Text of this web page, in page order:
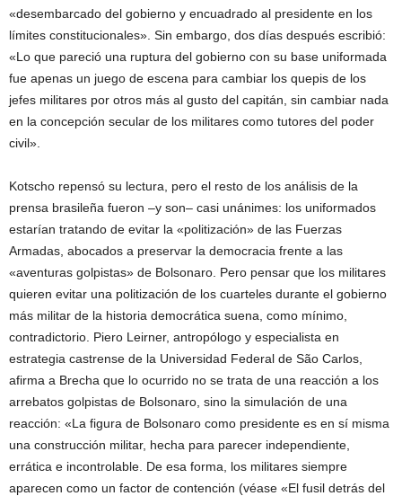
«desembarcado del gobierno y encuadrado al presidente en los
límites constitucionales». Sin embargo, dos días después escribió:
«Lo que pareció una ruptura del gobierno con su base uniformada
fue apenas un juego de escena para cambiar los quepis de los
jefes militares por otros más al gusto del capitán, sin cambiar nada
en la concepción secular de los militares como tutores del poder
civil».
Kotscho repensó su lectura, pero el resto de los análisis de la
prensa brasileña fueron –y son– casi unánimes: los uniformados
estarían tratando de evitar la «politización» de las Fuerzas
Armadas, abocados a preservar la democracia frente a las
«aventuras golpistas» de Bolsonaro. Pero pensar que los militares
quieren evitar una politización de los cuarteles durante el gobierno
más militar de la historia democrática suena, como mínimo,
contradictorio. Piero Leirner, antropólogo y especialista en
estrategia castrense de la Universidad Federal de São Carlos,
afirma a Brecha que lo ocurrido no se trata de una reacción a los
arrebatos golpistas de Bolsonaro, sino la simulación de una
reacción: «La figura de Bolsonaro como presidente es en sí misma
una construcción militar, hecha para parecer independiente,
errática e incontrolable. De esa forma, los militares siempre
aparecen como un factor de contención (véase «El fusil detrás del